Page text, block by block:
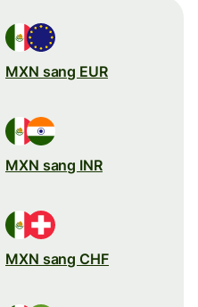
MXN sang EUR
MXN sang INR
MXN sang CHF